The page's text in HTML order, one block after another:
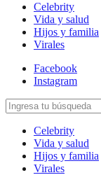
Celebrity
Vida y salud
Hijos y familia
Virales
Facebook
Instagram
Celebrity
Vida y salud
Hijos y familia
Virales